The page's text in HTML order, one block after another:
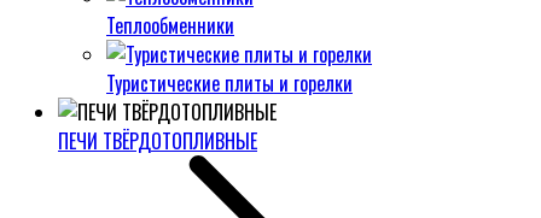
Теплообменники
Туристические плиты и горелки
ПЕЧИ ТВЁРДОТОПЛИВНЫЕ